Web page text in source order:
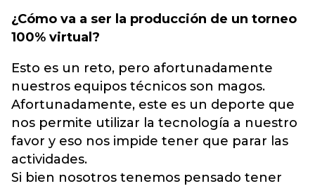
¿Cómo va a ser la producción de un torneo
100% virtual?
Esto es un reto, pero afortunadamente
nuestros equipos técnicos son magos.
Afortunadamente, este es un deporte que
nos permite utilizar la tecnología a nuestro
favor y eso nos impide tener que parar las
actividades.
Si bien nosotros tenemos pensado tener